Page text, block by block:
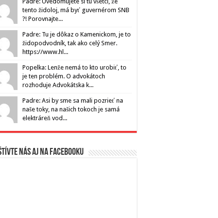
tento židoloj, má byť guvernérom SNB
?! Porovnajte...
Padre: Tu je dôkaz o Kamenickom, je to
židopodvodník, tak ako celý Smer.
https://www.hl...
Popelka: Lenže nemá to kto urobiť, to
je ten problém. O advokátoch
rozhoduje Advokátska k...
Padre: Asi by sme sa mali pozrieť na
naše toky, na našich tokoch je samá
elektráreň vod...
nás aj na Facebooku